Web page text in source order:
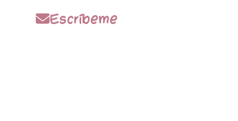
Escríbeme